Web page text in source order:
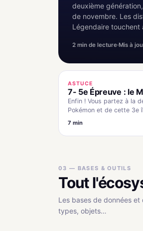
deuxième
de novembre. Les
Légendaire touchent
2 min de lecture·Mis à
ASTUCE
7- 5e Épreuve : le
Enfin ! Vous partez à la
Pokémon et de cette 3e
7 min
03 — BASES & OUTILS
Tout
Les bases de données
types, objets…